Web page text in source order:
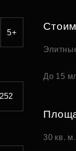
5+
До 15
30 кв. м.